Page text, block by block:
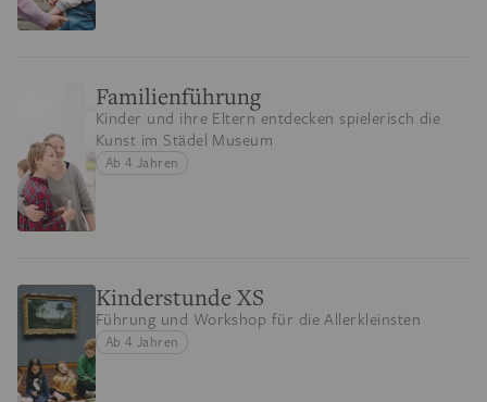
Familienführung
Kinder und ihre Eltern entdecken spielerisch die
Kunst im Städel Museum
Ab 4 Jahren
Kinderstunde XS
Führung und Workshop für die Allerkleinsten
Ab 4 Jahren